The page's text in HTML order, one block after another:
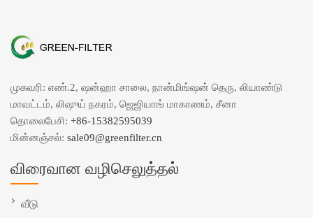
முகவரி: எண்.2, ஷன்ஹா சாலை, நான்மிங்ஷன் தெரு, லியாண்டு
மாவட்டம், லிஷுய் நகரம், ஜெஜியாங் மாகாணம், சீனா
தொலைபேசி: +86-15382595039
மின்னஞ்சல்: sale09@greenfilter.cn
விரைவான வழிசெலுத்தல்
வீடு